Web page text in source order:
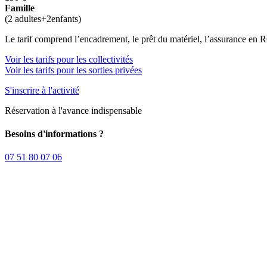
Famille
(2 adultes+2enfants)
Le tarif comprend l’encadrement, le prêt du matériel, l’assurance en
Voir les tarifs pour les collectivités
Voir les tarifs pour les sorties privées
S'inscrire à l'activité
Réservation à l'avance indispensable
Besoins d'informations ?
07 51 80 07 06